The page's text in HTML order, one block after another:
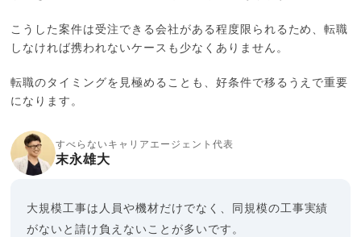
こうした案件は受注できる会社がある程度限られるため、転職
しなければ携われないケースも少なくありません。
転職のタイミングを見極めることも、好条件で移るうえで重要
になります。
すべらないキャリアエージェント代表
末永雄大
大規模工事は人員や機材だけでなく、同規模の工事実績
がないと請け負えないことが多いです。